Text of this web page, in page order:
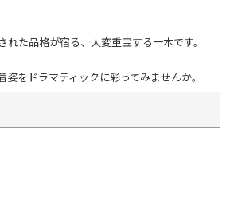
た品格が宿る、大変重宝する一本です。
姿をドラマティックに彩ってみませんか。